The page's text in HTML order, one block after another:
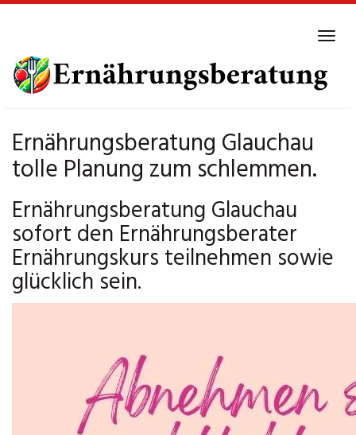
main
content
Ernährungsberatung Glauchau
tolle Planung zum schlemmen.
Ernährungsberatung Glauchau
sofort den Ernährungsberater
Ernährungskurs teilnehmen sowie
glücklich sein.